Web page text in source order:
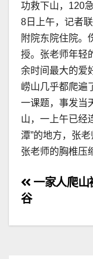
功救下山，120
8日上午，记者
附院东院住院。
授。张老师年轻
余时间最大的爱
崂山几乎都爬遍
一课题，事发当
山，一上午已经
潭”的地方，张
张老师的胸椎压
文
章
一家人爬山
谷